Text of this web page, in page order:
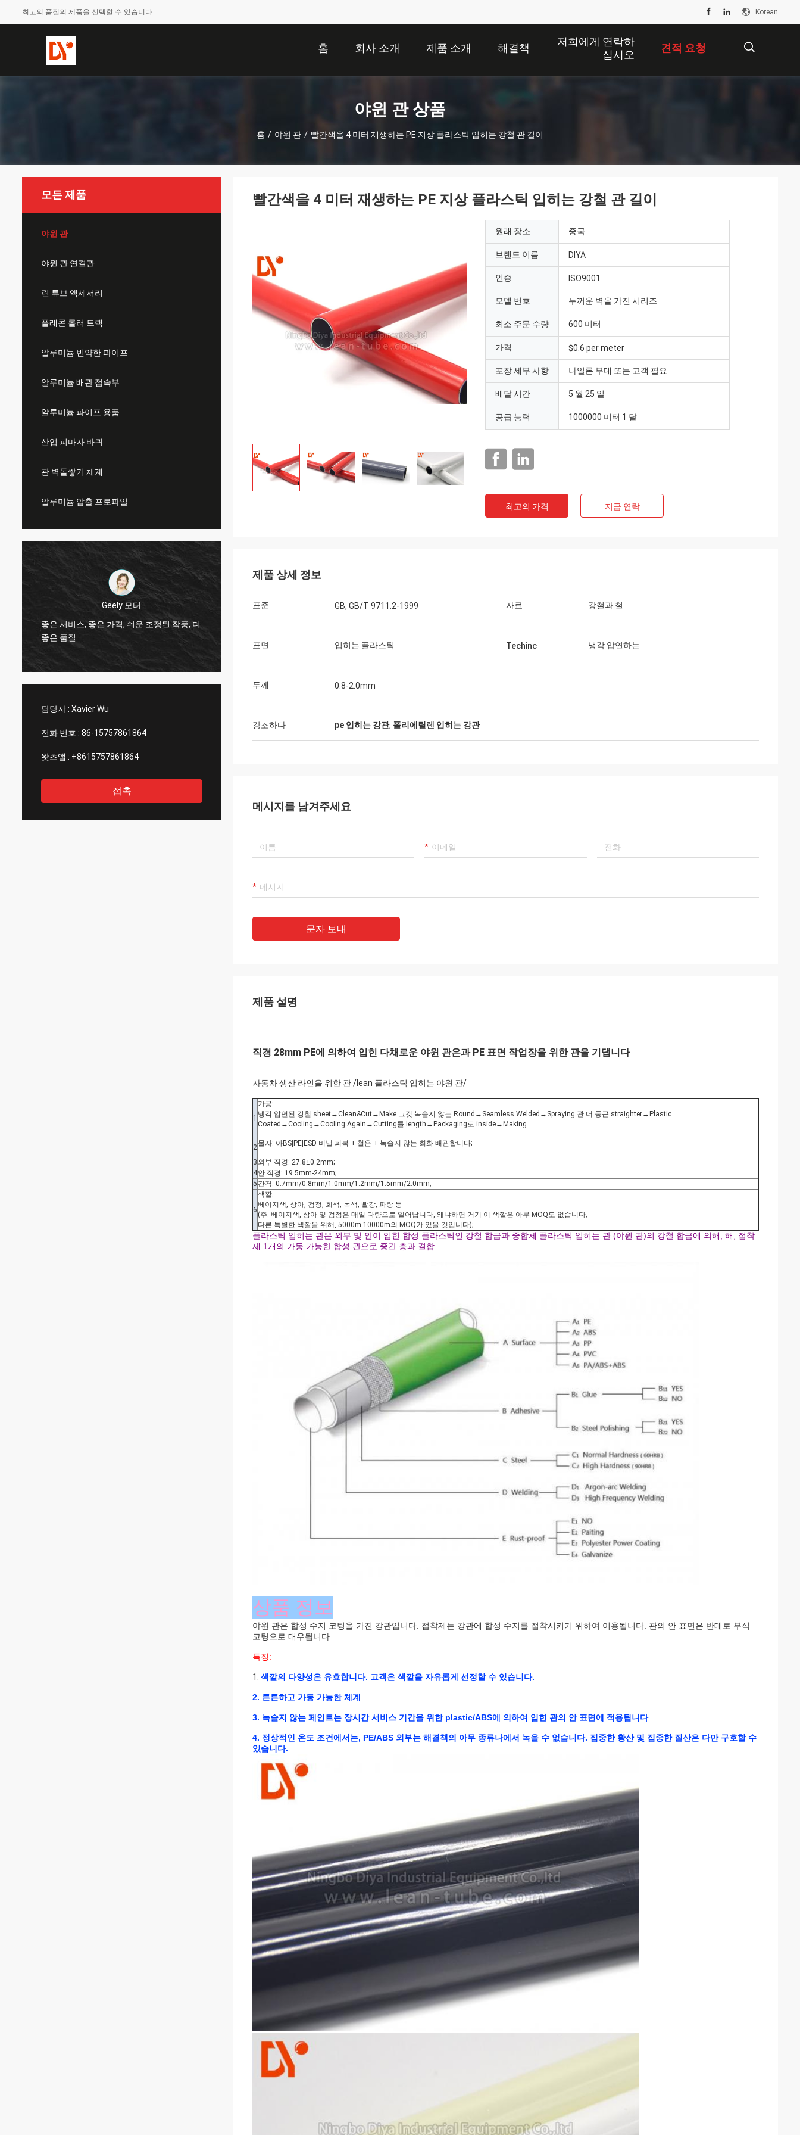
최고의 품질의 제품을 선택할 수 있습니다. Korean
홈 회사 소개 제품 소개 해결책
저희에게 연락하
십시오
견적 요청
야윈 관 상품
홈 / 야윈 관 / 빨간색을 4 미터 재생하는 PE 지상 플라스틱 입히는 강철 관 길이
모든 제품
야윈 관
야윈 관 연결관
린 튜브 액세서리
플래콘 롤러 트랙
알루미늄 빈약한 파이프
알루미늄 배관 접속부
알루미늄 파이프 용품
산업 피마자 바퀴
관 벽돌쌓기 체계
알루미늄 압출 프로파일
Thinh 베트남
안녕, 존슨은, 야윈 관 12000 미터 2808, 상아
빛 색깔 배열합니다.
서비스 업체입니다.
담당자 : Xavier Wu
전화 번호 : 86-15757861864
왓츠앱 : +8615757861864
접촉
빨간색을 4 미터 재생하는 PE 지상 플라스틱 입히는 강철 관 길이
원래 장소 중국
브랜드 이름 DIYA
인증 ISO9001
모델 번호 두꺼운 벽을 가진 시리즈
최소 주문 수량 600 미터
가격 $0.6 per meter
포장 세부 사항 나일론 부대 또는 고객 필요
배달 시간 5 월 25 일
공급 능력 1000000 미터 1 달
최고의 가격 지금 연락
제품 상세 정보
표준 GB, GB/T 9711.2-1999 자료 강철과 철
표면 입히는 플라스틱 Techinc 냉각 압연하는
두께 0.8-2.0mm
강조하다 pe 입히는 강관, 폴리에틸렌 입히는 강관
메시지를 남겨주세요
문자 보내
제품 설명
직경 28mm PE에 의하여 입힌 다채로운 야윈 관은과 PE 표면 작업장을 위한 관을 기댑니다
자동차 생산 라인을 위한 관 /lean 플라스틱 입히는 야윈 관/
1
가공:
냉각 압연된 강철 sheet→Clean&Cut→Make 그것 녹슬지 않는 Round→Seamless Welded→Spraying 관 더 둥근 straighter→Plastic
Coated→Cooling→Cooling Again→Cutting를 length→Packaging로 inside→Making
2물자: 아BS|PE|ESD 비닐 피복 + 철은 + 녹슬지 않는 회화 배관합니다;
3 외부 직경: 27.8±0.2mm;
4안 직경: 19.5mm-24mm;
5 간격: 0.7mm/0.8mm/1.0mm/1.2mm/1.5mm/2.0mm;
6
색깔:
베이지색, 상아, 검정, 회색, 녹색, 빨강, 파랑 등
(주: 베이지색, 상아 및 검정은 매일 다량으로 일어납니다, 왜냐하면 거기 이 색깔은 아무 MOQ도 없습니다;
다른 특별한 색깔을 위해, 5000m-10000m의 MOQ가 있을 것입니다);
플라스틱 입히는 관은 외부 및 안이 입힌 합성 플라스틱인 강철 합금과 중합체 플라스틱 입히는 관 (야윈 관)의 강철 합금에 의해, 해, 접착
제 1개의 가동 가능한 합성 관으로 중간 층과 결합.
상품 정보
야윈 관은 합성 수지 코팅을 가진 강관입니다. 접착제는 강관에 합성 수지를 접착시키기 위하여 이용됩니다. 관의 안 표면은 반대로 부식
코팅으로 대우됩니다.
특징:
1. 색깔의 다양성은 유효합니다. 고객은 색깔을 자유롭게 선정할 수 있습니다.
2. 튼튼하고 가동 가능한 체계
3. 녹슬지 않는 페인트는 장시간 서비스 기간을 위한 plastic/ABS에 의하여 입힌 관의 안 표면에 적용됩니다
4. 정상적인 온도 조건에서는, PE/ABS 외부는 해결책의 아무 종류나에서 녹을 수 없습니다. 집중한 황산 및 집중한 질산은 다만 구호할 수
있습니다.